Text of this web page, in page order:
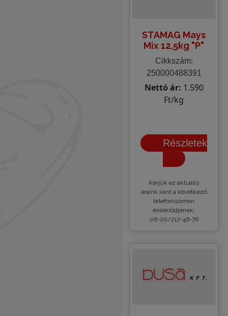
STAMAG Mays
Mix 12,5kg "P"
Cikkszám:
250000488391
Nettó ár: 1.590
Ft/kg
Részletek
Kèrjük az aktuális
áraink iránt a következő
telefonszámon
érdeklődjenek:
06-20/217-46-76